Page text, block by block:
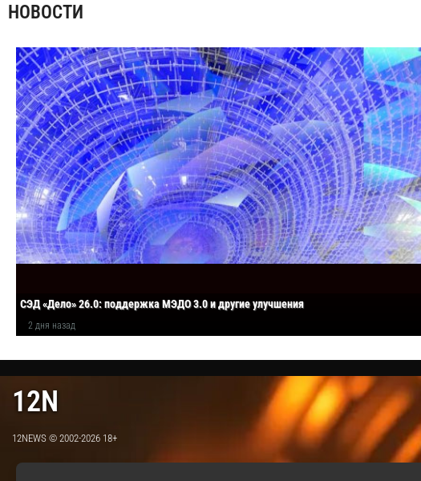
НОВОСТИ
СЭД «Дело» 26.0: поддержка МЭДО 3.0 и другие улучшения
2 дня назад
12N
12NEWS © 2002-2026 18+